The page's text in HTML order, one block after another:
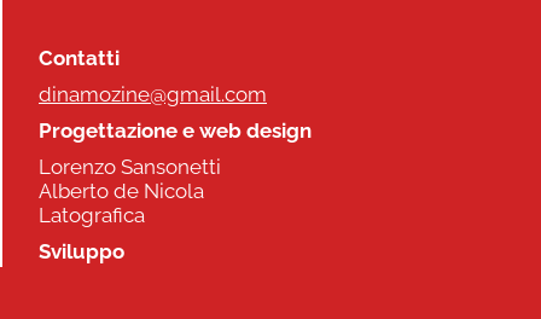
Contatti
dinamozine@gmail.com
Progettazione e web design
Lorenzo Sansonetti
Alberto de Nicola
Latografica
Sviluppo